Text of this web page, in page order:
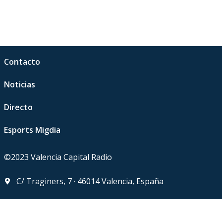
Contacto
Noticias
Directo
Esports Migdia
©2023 Valencia Capital Radio
C/ Traginers, 7 · 46014 Valencia, España